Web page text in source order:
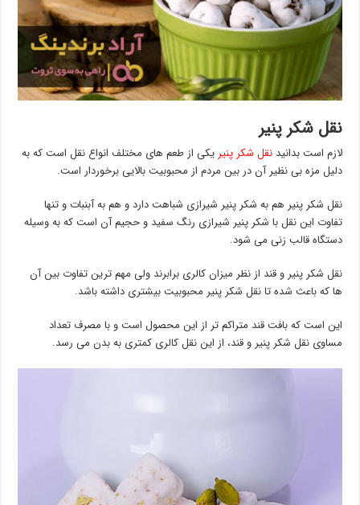
نقل شکر پنیر
لازم است بدانیدنقل شکر پنیر یکی از طعم های مختلف انواع نقل است که به
دلیل مزه بی نظیر آن در بین مردم از محبوبیت بالایی برخوردار است.
نقل شکر پنیر هم به شکر پنیر شیرازی شباهت دارد و هم به آبنبات و تنها
تفاوت این نقل با شکر پنیر شیرازی رنگ سفید و حجیم آن است که به وسیله
دستگاه قالب زنی می شود.
نقل شکر پنیر و قند از نظر میزان کالری برابرند ولی مهم ترین تفاوت بین آن
ها که باعث شده تا نقل شکر پنیر محبوبیت بیشتری داشته باشد.
این است که بافت قند متراکم تر از این محصول است و با مصرف تعداد
مساوی نقل شکر پنیر و قند، از این نقل کالری کمتری به بدن می رسد.